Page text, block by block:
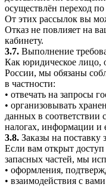
осуществлён переход
От этих рассылок вы
Отказ не повлияет на
кабинету.
3.7. Выполнение
Как юридическое лицо,
России, мы обязаны
в частности:
• отвечать на запросы
• организовывать
данных в соответствии
налогах, информации и
3.8. Заказы на поставку
Если вам открыт
запасных частей, мы
• оформления,
• взаимодействия с